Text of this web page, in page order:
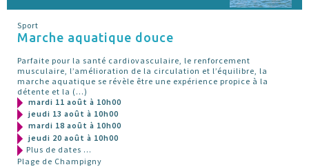
Sport
Marche aquatique douce
Parfaite pour la santé cardiovasculaire, le renforcement
musculaire, l’amélioration de la circulation et l’équilibre, la
marche aquatique se révèle être une expérience propice à la
détente et la (…)
mardi 11 août à 10h00
jeudi 13 août à 10h00
mardi 18 août à 10h00
jeudi 20 août à 10h00
Plus de dates ...
Plage de Champigny